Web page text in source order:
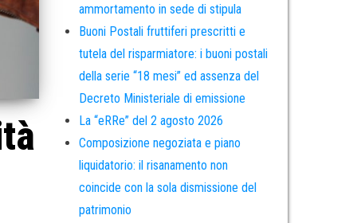
ammortamento in sede di stipula
Buoni Postali fruttiferi prescritti e
tutela del risparmiatore: i buoni postali
della serie “18 mesi” ed assenza del
Decreto Ministeriale di emissione
La “eRRe” del 2 agosto 2026
Composizione negoziata e piano
liquidatorio: il risanamento non
coincide con la sola dismissione del
patrimonio